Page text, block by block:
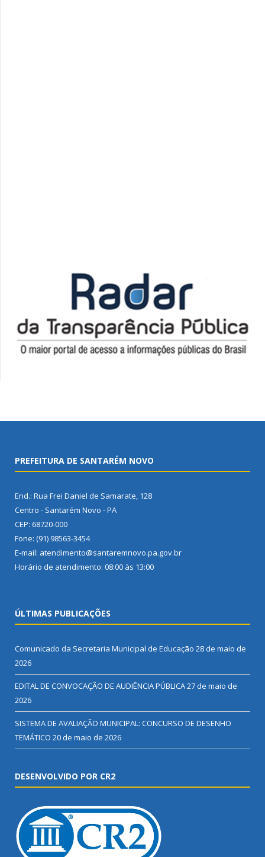
PREFEITURA DE SANTARÉM NOVO
End.: Rua Frei Daniel de Samarate, 128
Centro - Santarém Novo - PA
CEP: 68720-000
Fone: (91) 98563-3454
E-mail: atendimento@santaremnovo.pa.gov.br
Horário de atendimento: 08:00 às 13:00
ÚLTIMAS PUBLICAÇÕES
Comunicado da Secretaria Municipal de Educação 28 de maio de
2026
EDITAL DE CONVOCAÇÃO DE AUDIÊNCIA PÚBLICA27 de maio de
2026
SISTEMA DE AVALIAÇÃO MUNICIPAL: CONCURSO DE DESENHO
TEMÁTICO 20 de maio de 2026
DESENVOLVIDO POR CR2